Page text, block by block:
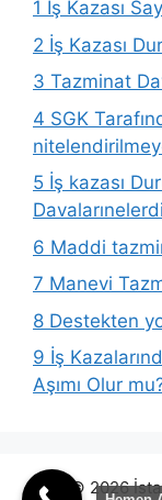
1 İş Kazası
2 İş Kazası
3 Tazminat
4 SGK
5 İş kazası
6 Maddi
7 Manevi
8 Destekten
9 İş
Aşımı Olur
© 2026